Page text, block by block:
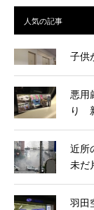
子供
悪用
り
近所
未だ
羽田